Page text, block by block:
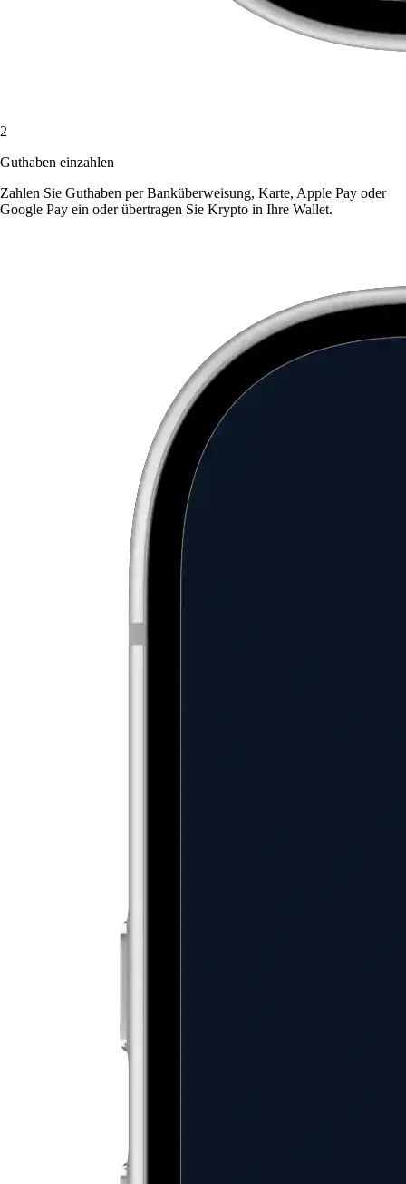
2
Guthaben einzahlen
Zahlen Sie Guthaben per Banküberweisung, Karte, Apple Pay oder
Google Pay ein oder übertragen Sie Krypto in Ihre Wallet.